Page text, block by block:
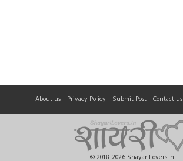
About us Privacy Policy Submit Post Contact us
© 2018-2026 ShayariLovers.in